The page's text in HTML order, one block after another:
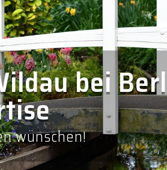
bei
wünschen!